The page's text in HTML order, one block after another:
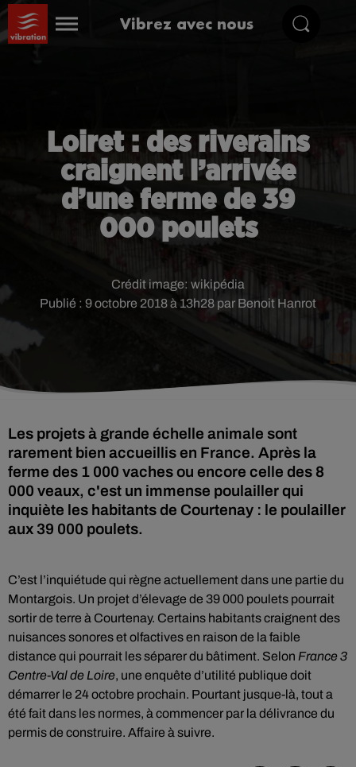
Vibrez avec nous
Loiret : des riverains
craignent l’arrivée
d’une ferme de 39
000 poulets
Publié : 9 octobre 2018 à 13h28 par Benoit Hanrot
Crédit image: wikipédia
Les projets à grande échelle animale sont
rarement bien accueillis en France. Après la
ferme des 1 000 vaches ou encore celle des 8
000 veaux, c'est un immense poulailler qui
inquiète les habitants de Courtenay : le poulailler
aux 39 000 poulets.
C’est l’inquiétude qui règne actuellement dans une partie du
Montargois. Un projet d’élevage de 39 000 poulets pourrait
sortir de terre à Courtenay. Certains habitants craignent des
nuisances sonores et olfactives en raison de la faible
distance qui pourrait les séparer du bâtiment. Selon France 3
Centre-Val de Loire, une enquête d’utilité publique doit
démarrer le 24 octobre prochain. Pourtant jusque-là, tout a
été fait dans les normes, à commencer par la délivrance du
permis de construire. Affaire à suivre.